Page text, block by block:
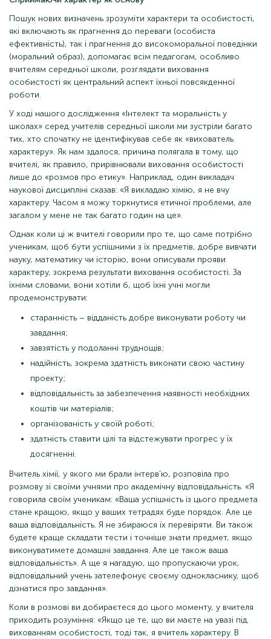
Пошук нових визначень зрозуміти характери та особистості,
які включають як прагнення до переваги (особиста
ефективність), так і прагнення до високоморальної поведінки
(моральний образ), допомагає всім педагогам, особливо
вчителям середньої школи, розглядати виховання
особистості як центральний аспект їхньої повсякденної
роботи.
У ході нашого дослідження «Інтелект та моральність у
школах» серед учителів середньої школи ми зустріли багато
тих, хто спочатку не ідентифікував себе як «вихователь
характеру». Як нам здалося, причина полягала в тому, що
вчителі, як правило, прирівнювали виховання особистості
лише до «розмов про етику». Наприклад, один викладач
наукової дисципліні сказав: «Я викладаю хімію, я не вчу
характеру. Часом я можу торкнутися етичної проблеми, але
загалом у мене не так багато годин на це».
Однак коли ці ж вчителі говорили про те, що саме потрібно
ученикам, щоб бути успішними з їх предметів, добре вивчати
науку, математику чи історію, вони описували прояви
характеру, зокрема результати виховання особистості. За
їхніми словами, вони хотіли б, щоб їхні учні могли
продемонструвати:
старанність – відданість добре виконувати роботу чи
завдання;
завзятість у подоланні труднощів;
надійність, зокрема здатність виконати свою частину
проекту;
відповідальність за забезпечення наявності необхідних
коштів чи матеріалів;
організованість у своїй роботі;
здатність ставити цілі та відстежувати прогрес у їх
досягненні.
Вчитель хімії, у якого ми брали інтерв'ю, розповіла про
розмову зі своїми учнями про академічну відповідальність. «Я
говорила своїм ученикам: «Ваша успішність із цього предмета
стане кращою, якщо у ваших тетрадях буде порядок. Але це
ваша відповідальність. Я не збираюся їх перевіряти. Ви також
будете краще складати тести і точніше знати предмет, якщо
виконуватимете домашні завдання. Але це також ваша
відповідальність». А ще я нагадую, що пропускаючи урок,
відповідальний учень зателефонує своєму однокласнику, щоб
дізнатися про завдання».
Коли в розмові ви добираєтеся до цього моменту, у вчителя
приходить розуміння: «Якщо це те, що ви маєте на увазі під
вихованням особистості, тоді так, я вчитель характеру. В